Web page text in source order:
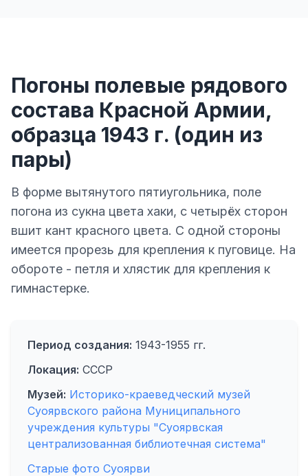
Погоны полевые рядового
состава Красной Армии,
образца 1943 г. (один из
пары)
В форме вытянутого пятиугольника, поле
погона из сукна цвета хаки, с четырёх сторон
вшит кант красного цвета. С одной стороны
имеется прорезь для крепления к пуговице. На
обороте - петля и хлястик для крепления к
гимнастерке.
Период создания: 1943-1955 гг.
Локация: СССР
Музей: Историко-краеведческий музей
Суоярвского района Муниципального
учреждения культуры "Суоярвская
централизованная библиотечная система"
Старые фото Суоярви